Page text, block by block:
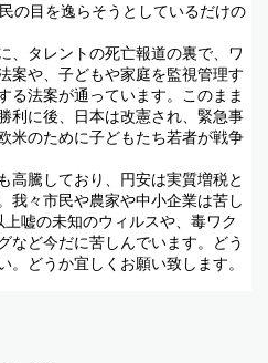
の目を逸らそうとしているだけの
、タレントの死亡報道の裏で、ワ
案や、子どもや家庭を監視管理す
る法案が通っています。このまま
利に後、日本は改憲され、緊急事
米のために子どもたち若者が戦争
高騰しており、円安は実質増税と
我々市民や農家や中小企業は苦し
嘘の未知のウィルスや、毒ワク
など今だに苦しんでいます。どう
。どうか宜しくお願い致します。